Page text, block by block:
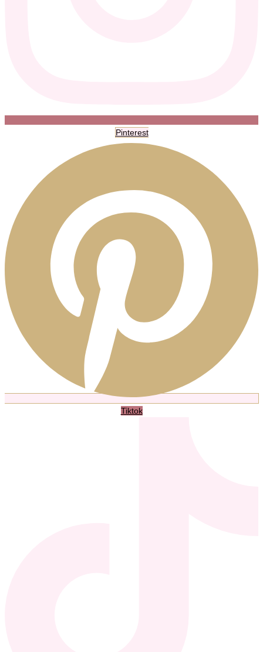
Pinterest
Tiktok